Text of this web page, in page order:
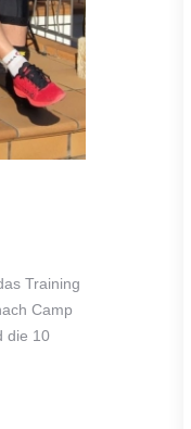
Training
Camp
die 10